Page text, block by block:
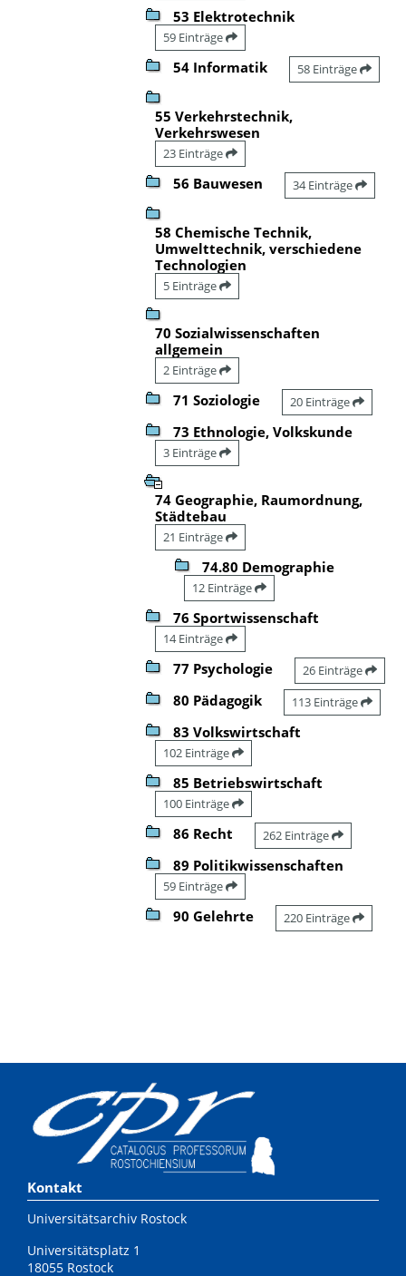
53 Elektrotechnik
59 Einträge
54 Informatik 58 Einträge
55 Verkehrstechnik,
Verkehrswesen
23 Einträge
56 Bauwesen 34 Einträge
58 Chemische Technik,
Umwelttechnik, verschiedene
Technologien
5 Einträge
70 Sozialwissenschaften
allgemein
2 Einträge
71 Soziologie 20 Einträge
73 Ethnologie, Volkskunde
3 Einträge
74 Geographie, Raumordnung,
Städtebau
21 Einträge
74.80 Demographie
12 Einträge
76 Sportwissenschaft
14 Einträge
77 Psychologie 26 Einträge
80 Pädagogik 113 Einträge
83 Volkswirtschaft
102 Einträge
85 Betriebswirtschaft
100 Einträge
86 Recht 262 Einträge
89 Politikwissenschaften
59 Einträge
90 Gelehrte 220 Einträge
Kontakt
Universitätsarchiv Rostock
Universitätsplatz 1
18055 Rostock